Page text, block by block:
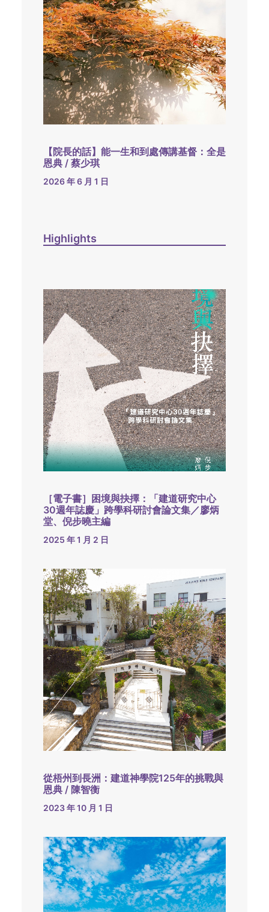
【院長的話】能一生和到處傳講基督：全是
恩典 / 蔡少琪
2026 年 6 月 1 日
Highlights
［電子書］困境與抉擇：「建道研究中心
30週年誌慶」跨學科研討會論文集／廖炳
堂、倪步曉主編
2025 年 1 月 2 日
從梧州到長洲：建道神學院125年的挑戰與
恩典 / 陳智衡
2023 年 10 月 1 日